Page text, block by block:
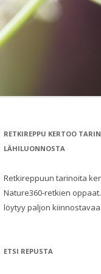
RETKIREPPU KERTOO
LÄHILUONNOSTA
Retkireppuun tarinoita
Nature360-retkien
löytyy paljon kiinnostavaa.
ETSI REPUSTA